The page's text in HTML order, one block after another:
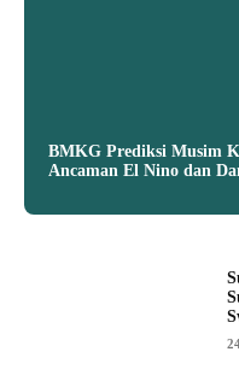
BMKG Prediksi Musim
Ancaman El Nino dan